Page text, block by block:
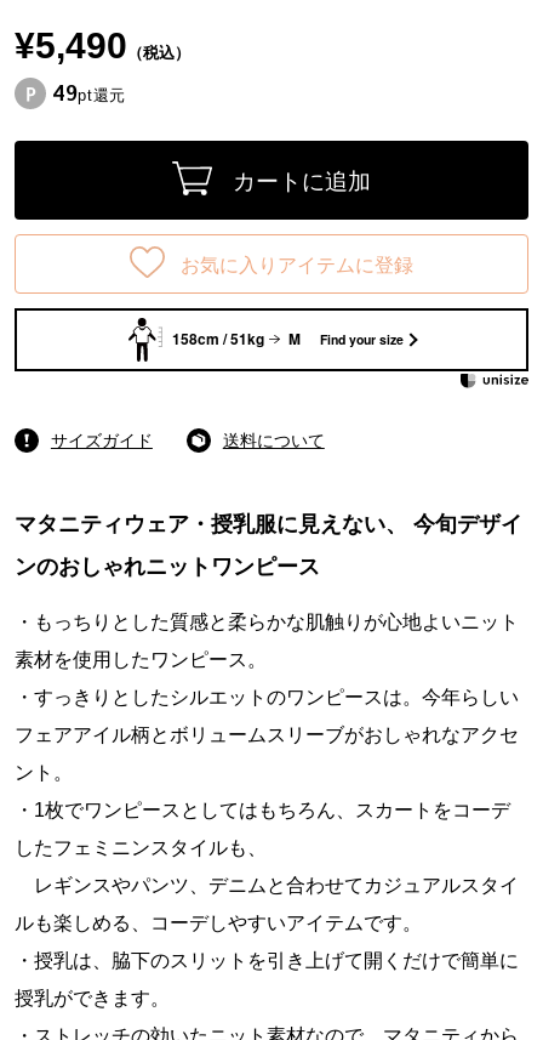
¥5,490 （税込）
49pt還元
カートに追加
お気に入りアイテムに登録
158cm / 51kg M Find your size
サイズガイド 送料について
マタニティウェア・授乳服に見えない、 今旬デザイ
ンのおしゃれニットワンピース
・もっちりとした質感と柔らかな肌触りが心地よいニット
素材を使用したワンピース。
・すっきりとしたシルエットのワンピースは。今年らしい
フェアアイル柄とボリュームスリーブがおしゃれなアクセ
ント。
・1枚でワンピースとしてはもちろん、スカートをコーデ
したフェミニンスタイルも、
レギンスやパンツ、デニムと合わせてカジュアルスタイ
ルも楽しめる、コーデしやすいアイテムです。
・授乳は、脇下のスリットを引き上げて開くだけで簡単に
授乳ができます。